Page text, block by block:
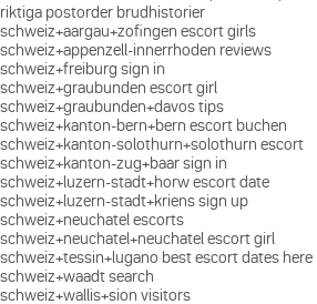
riktiga postorder brudhistorier
schweiz+aargau+zofingen escort girls
schweiz+appenzell-innerrhoden reviews
schweiz+freiburg sign in
schweiz+graubunden escort girl
schweiz+graubunden+davos tips
schweiz+kanton-bern+bern escort buchen
schweiz+kanton-solothurn+solothurn escort
schweiz+kanton-zug+baar sign in
schweiz+luzern-stadt+horw escort date
schweiz+luzern-stadt+kriens sign up
schweiz+neuchatel escorts
schweiz+neuchatel+neuchatel escort girl
schweiz+tessin+lugano best escort dates here
schweiz+waadt search
schweiz+wallis+sion visitors